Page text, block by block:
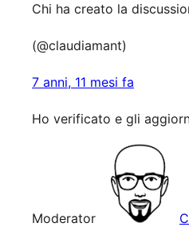
Chi ha creato la
(@claudiamant)
7 anni, 11 mesi fa
Ho verificato e gli
Moderator